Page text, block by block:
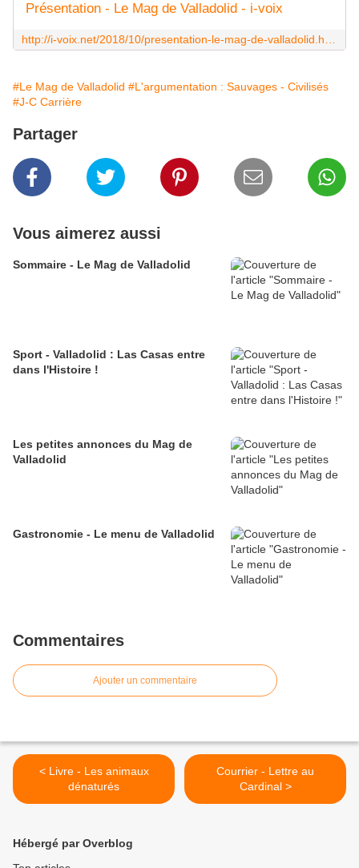
Présentation - Le Mag de Valladolid - i-voix
#Le Mag de Valladolid #L'argumentation : Sauvages - Civilisés
#J-C Carrière
Partager
Vous aimerez aussi
Sommaire - Le Mag de Valladolid
Sport - Valladolid : Las Casas entre
dans l'Histoire !
Les petites annonces du Mag de
Valladolid
Gastronomie - Le menu de Valladolid
Commentaires
Ajouter un commentaire
< Livre - Les animaux
dénaturés
Courrier - Lettre au
Cardinal >
Hébergé par Overblog